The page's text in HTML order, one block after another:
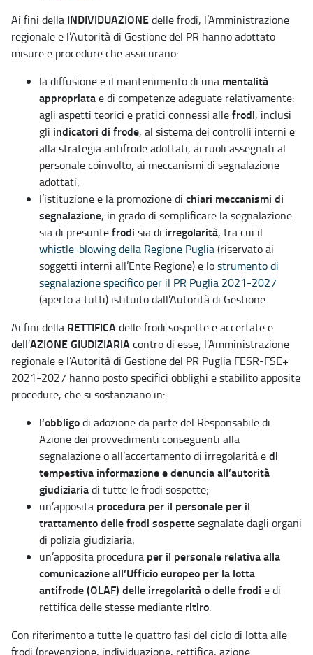
Ai fini della INDIVIDUAZIONEdelle frodi, l’Amministrazione
regionale e l’Autorità di Gestione del PR hanno adottato
misure e procedure che assicurano:
la diffusione e il mantenimento di una mentalità
appropriatae di competenze adeguate relativamente:
agli aspetti teorici e pratici connessi allefrodi, inclusi
gli indicatori di frode, al sistema dei controlli interni e
alla strategia antifrode adottati, ai ruoli assegnati al
personale coinvolto, ai meccanismi di segnalazione
adottati;
l’istituzione e la promozione di chiari meccanismi di
segnalazione, in grado di semplificare la segnalazione
sia di presuntefrodi sia di irregolarità, tra cui il
whistle-blowing della Regione Puglia(riservato ai
soggetti interni all’Ente Regione) e lostrumento di
segnalazione specifico per il PR Puglia 2021-2027
(aperto a tutti) istituito dall’Autorità di Gestione.
Ai fini della RETTIFICA delle frodi sospette e accertate e
dell’AZIONE GIUDIZIARIA contro di esse, l’Amministrazione
regionale e l’Autorità di Gestione del PR Puglia FESR-FSE+
2021-2027 hanno posto specifici obblighi e stabilito apposite
procedure, che si sostanziano in:
l’obbligodi adozione da parte del Responsabile di
Azione dei provvedimenti conseguenti alla
segnalazione o all’accertamento di irregolarità edi
tempestiva informazione e denuncia all’autorità
giudiziariadi tutte le frodi sospette;
un’apposita procedura per il personale per il
trattamento delle frodi sospettesegnalate dagli organi
di polizia giudiziaria;
un’apposita procedura per il personale relativa alla
comunicazione all’Ufficio europeo per la lotta
antifrode (OLAF) delle irregolarità o delle frodi e di
rettifica delle stesse mediante ritiro.
Con riferimento a tutte le quattro fasi del ciclo di lotta alle
frodi (prevenzione, individuazione, rettifica, azione